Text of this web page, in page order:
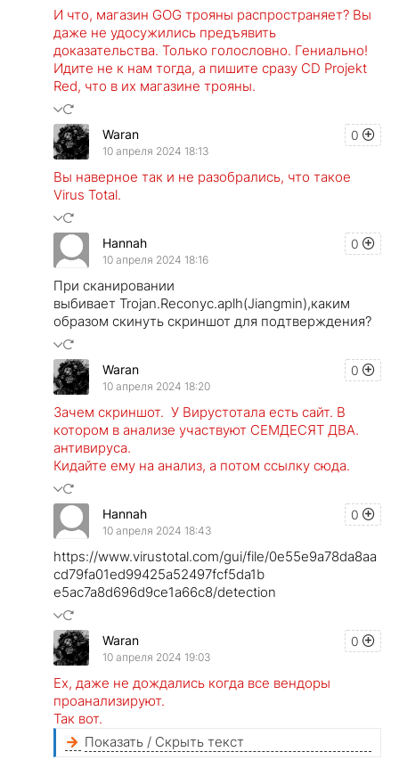
И что, магазин GOG трояны распространяет? Вы
даже не удосужились предъявить
доказательства. Только голословно. Гениально!
Идите не к нам тогда, а пишите сразу CD Projekt
Red, что в их магазине трояны.
0
Waran
10 апреля 2024 18:13
Вы наверное так и не разобрались, что такое
Virus Total.
0
Hannah
10 апреля 2024 18:16
При сканировании
выбивает Trojan.Reconyc.aplh(Jiangmin),каким
образом скинуть скриншот для подтверждения?
0
Waran
10 апреля 2024 18:20
Зачем скриншот. У Вирустотала есть сайт. В
котором в анализе участвуют СЕМДЕСЯТ ДВА.
антивируса.
Кидайте ему на анализ, а потом ссылку сюда.
0
Hannah
10 апреля 2024 18:43
https://www.virustotal.com/gui/file/0e55e9a78da8aa
cd79fa01ed99425a52497fcf5da1b
e5ac7a8d696d9ce1a66c8/detection
0
Waran
10 апреля 2024 19:03
Ех, даже не дождались когда все вендоры
проанализируют.
Так вот.
Показать / Скрыть текст